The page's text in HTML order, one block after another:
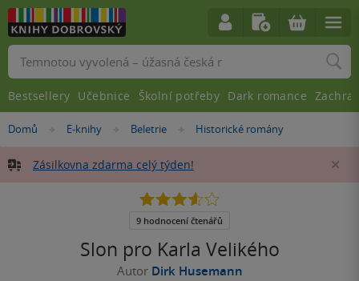
Nacházíte
zde:
Domů »
E-knihy »
Beletrie »Historické romány
Zásilkovna zdarma celý týden!
Slon pro Karla Velikého
Autor Dirk Husemann
3.6
5
9 hodnocení čtenářů
Vyhledávání
Bestsellery Učebnice Školní potřeby Dark romance